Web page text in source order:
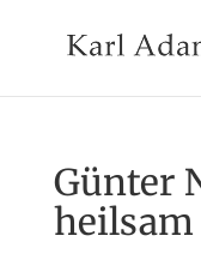
Günter